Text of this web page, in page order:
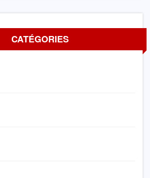
CATÉGORIES